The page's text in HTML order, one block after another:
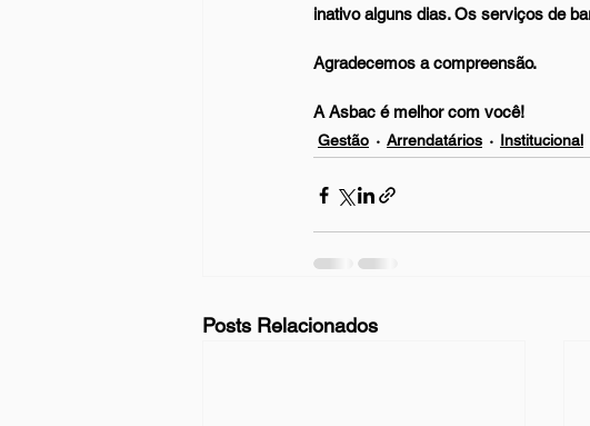
inativo alguns dias. Os serviços de
Agradecemos a compreensão.
A Asbac é melhor com você!
Gestão Arrendatários Institucional
Posts Relacionados